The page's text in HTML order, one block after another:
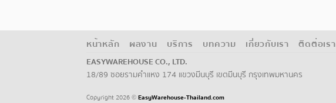
หน้าหลัก ผลงาน บริการ บทความ เกี่ยวกับเรา ติดต่อเรา
EASYWAREHOUSE CO., LTD.
18/89 ซอยรามคำแหง 174 แขวงมีนบุรี เขตมีนบุรี กรุงเทพมหานคร
Copyright 2026 © EasyWarehouse-Thailand.com